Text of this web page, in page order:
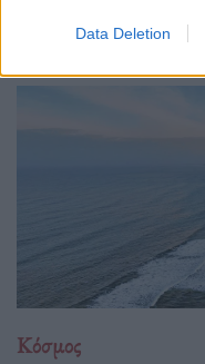
Data Deletion
Κόσμος